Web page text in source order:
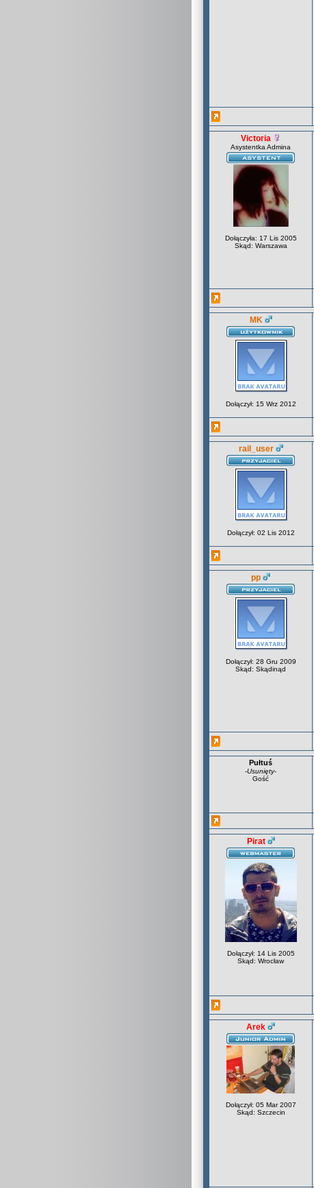
Victoria
Asystentka Admina
Dołączyła: 17 Lis 2005
Skąd: Warszawa
MK
Dołączył: 15 Wrz 2012
rail_user
Dołączył: 02 Lis 2012
pp
Dołączył: 28 Gru 2009
Skąd: Skądinąd
Pułtuś
-Usunięty-
Gość
Pirat
Dołączył: 14 Lis 2005
Skąd: Wrocław
Arek
Dołączył: 05 Mar 2007
Skąd: Szczecin